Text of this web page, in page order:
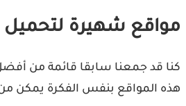
مواقع شهيرة لتحميل
كنا قد جمعنا سابقا قائمة من
هذه المواقع بنفس الفكرة يمكن من